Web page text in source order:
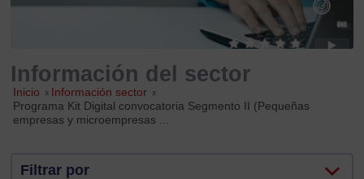
Información del sector
Inicio » Información sector »
Programa Kit Digital convocatoria Segmento II (Pequeñas
empresas y microempresas ...
Filtrar por